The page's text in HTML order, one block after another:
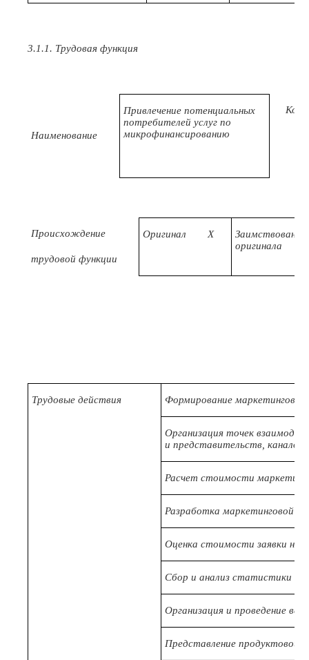
3.1.1. Трудовая функция
Наименование
Привлечение потенциальных
потребителей услуг по
микрофинансированию
Код
Происхождение
трудовой функции
Оригинал X
Заимствовано
оригинала
Трудовые действия Формирование маркетинговых
Организация точек
и представительств, каналов
Расчет стоимости
Разработка маркетинговой
Оценка стоимости заявки на
Сбор и анализ статистики
Организация и проведение
Представление продуктовой